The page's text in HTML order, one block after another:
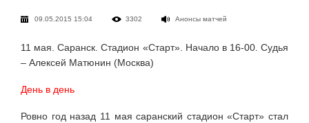
09.05.2015 15:04 3302 Анонсы матчей
11 мая. Саранск. Стадион «Старт». Начало в 16-00. Судья
– Алексей Матюнин (Москва)
День в день
Ровно год назад 11 мая саранский стадион «Старт» стал